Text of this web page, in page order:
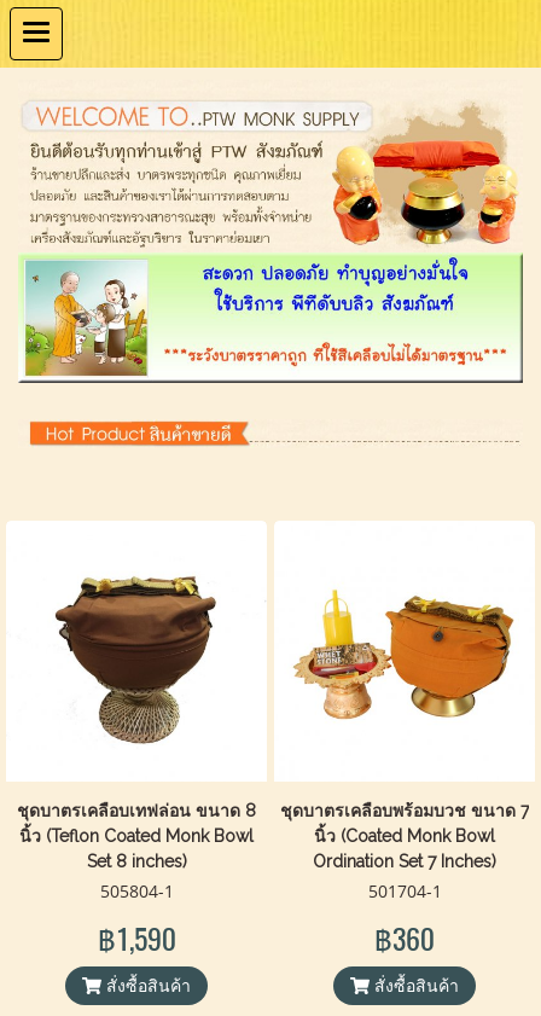
ชุดบาตรเคลือบเทฟล่อน ขนาด 8
นิ้ว (Teflon Coated Monk Bowl
Set 8 inches)
505804-1
฿1,590
สั่งซื้อสินค้า
ชุดบาตรเคลือบพร้อมบวช ขนาด 7
นิ้ว (Coated Monk Bowl
Ordination Set 7 Inches)
501704-1
฿360
สั่งซื้อสินค้า